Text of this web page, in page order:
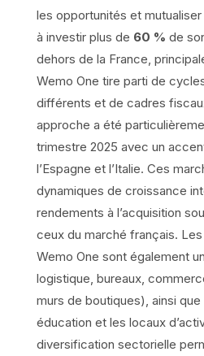
les opportunités et
à investir plus de 60 % de
dehors de la France,
Wemo One tire parti de
différents et de cadres
approche a été
trimestre 2025 avec un
l’Espagne et l’Italie. Ces
dynamiques de croissance
rendements à l’acquisition
ceux du marché français.
Wemo One sont également
logistique, bureaux,
murs de boutiques), ainsi
éducation et les locaux
diversification sectorielle